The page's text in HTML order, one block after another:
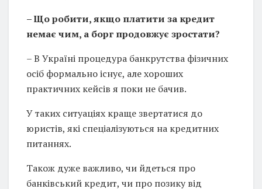
– Що робити, якщо платити за кредит
немає чим, а борг продовжує зростати?
– В Україні процедура банкрутства фізичних
осіб формально існує, але хороших
практичних кейсів я поки не бачив.
У таких ситуаціях краще звертатися до
юристів, які спеціалізуються на кредитних
питаннях.
Також дуже важливо, чи йдеться про
банківський кредит, чи про позику від